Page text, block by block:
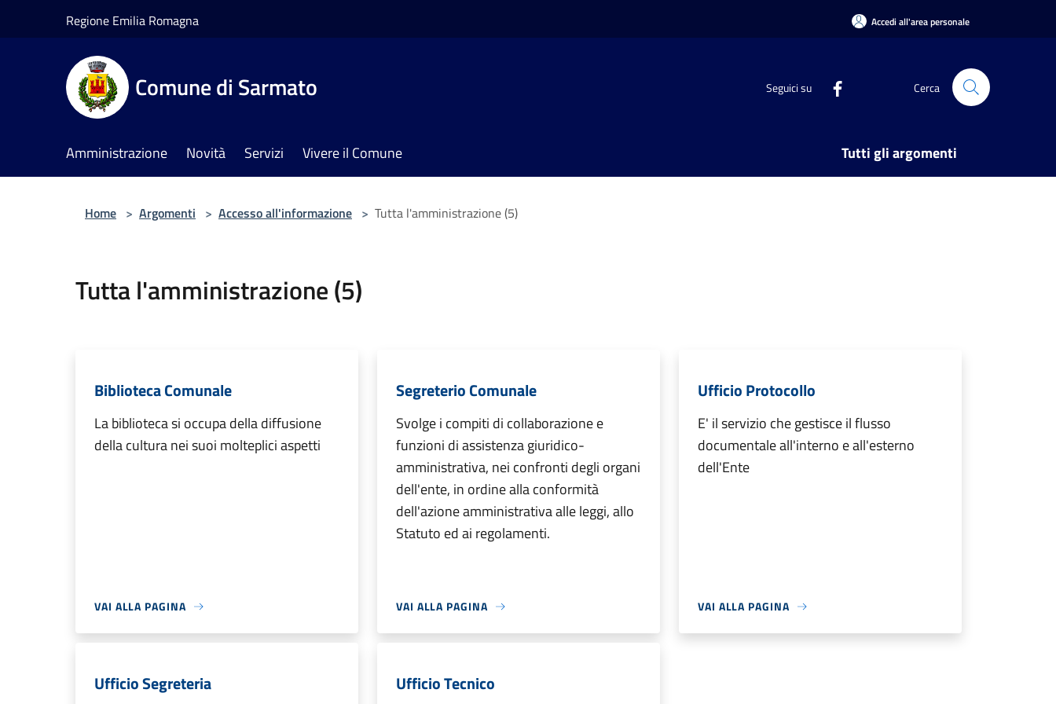
Regione Emilia Romagna Accedi all'area personale
Comune di Sarmato Seguici su Cerca
Amministrazione Novità Servizi Vivere il Comune Tutti gli argomenti
Home > Argomenti > Accesso all'informazione > Tutta l'amministrazione (5)
Tutta l'amministrazione (5)
Biblioteca Comunale
La biblioteca si occupa della diffusione
della cultura nei suoi molteplici aspetti
VAI ALLA PAGINA
Segreterio Comunale
Svolge i compiti di collaborazione e
funzioni di assistenza giuridico-
amministrativa, nei confronti degli organi
dell'ente, in ordine alla conformità
dell'azione amministrativa alle leggi, allo
Statuto ed ai regolamenti.
VAI ALLA PAGINA
Ufficio Protocollo
E' il servizio che gestisce il flusso
documentale all'interno e all'esterno
dell'Ente
VAI ALLA PAGINA
Ufficio Segreteria Ufficio Tecnico